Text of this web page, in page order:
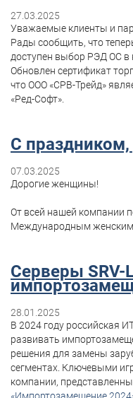
27.03.2025
Уважаемые клиенты и
Рады сообщить, что
доступен выбор РЭД ОС в
Обновлен сертификат
что ООО «СРВ-Трейд»
«Ред-Софт».
С
07.03.2025
Дорогие женщины!
От всей нашей компании
Международным
Серверы SRV-
28.01.2025
В 2024 году российская
развивать
решения для замены
сегментах. Ключевыми
компании,
«Импортозамещение